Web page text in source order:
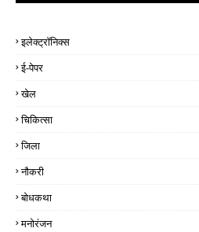
इलेक्ट्रॉनिक्स
ई-पेपर
खेल
चिकित्सा
जिला
नौकरी
बोधकथा
मनोरंजन